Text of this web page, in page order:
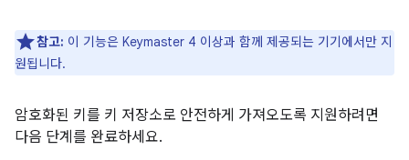
참고: 이 기능은 Keymaster 4 이상과 함께 제공되는 기기에서만 지
원됩니다.
암호화된 키를 키 저장소로 안전하게 가져오도록 지원하려면
다음 단계를 완료하세요.